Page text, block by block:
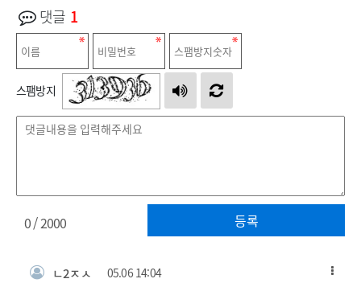
댓글 1
스팸방지
등록
0/ 2000
ㄴ2ㅈㅅ 05.06 14:04